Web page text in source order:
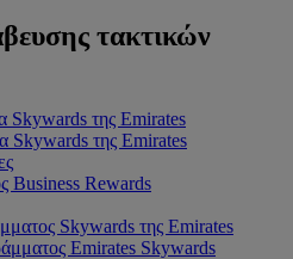
τακτικών
Skywards της Emirates
Skywards της Emirates
Business Rewards
Skywards της Emirates
Emirates Skywards